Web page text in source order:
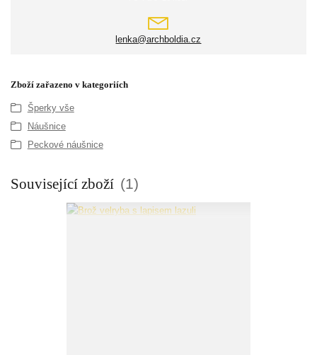
lenka@archboldia.cz
Zboží zařazeno v kategoriích
Šperky vše
Náušnice
Peckové náušnice
Související zboží 1